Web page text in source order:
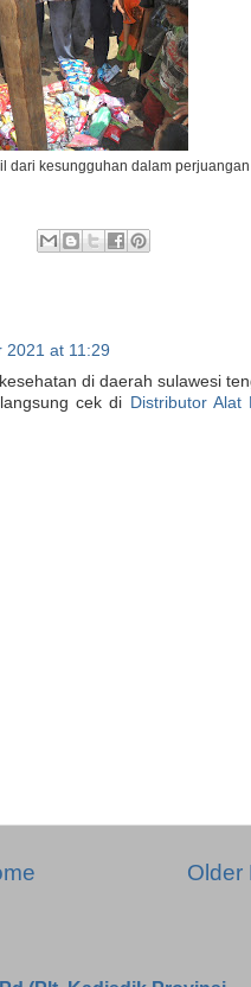
dari kesungguhan dalam perjuangan
2021 at 11:29
di daerah sulawesi
cek di
Distributor Alat
Older